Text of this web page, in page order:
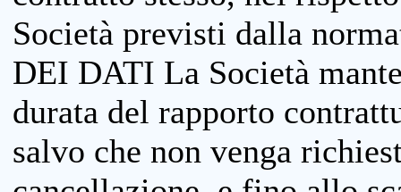
Società previsti dalla
DEI DATI La Società
durata del rapporto
salvo che non venga